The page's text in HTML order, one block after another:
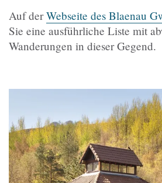
Auf derWebseite des Blaenau
Sie eine ausführliche Liste mit
Wanderungen in dieser Gegend.